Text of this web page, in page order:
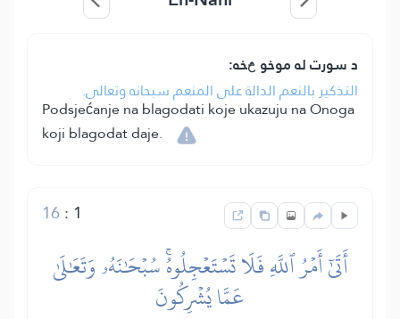
د سورت له موخو څخه:
التذكير بالنعم الدالة على المنعم سبحانه وتعالى.
Podsjećanje na blagodati koje ukazuju na Onoga
koji blagodat daje.
1
:
16
أَتَىٰٓ أَمۡرُ ٱللَّهِ فَلَا تَسۡتَعۡجِلُوهُۚ سُبۡحَٰنَهُۥ وَتَعَٰلَىٰ
عَمَّا يُشۡرِكُونَ